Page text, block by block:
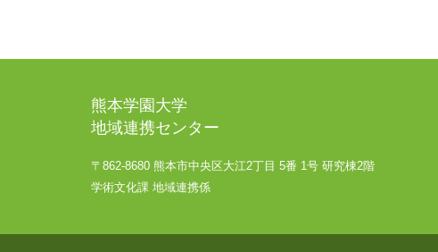
熊本学園大学
地域連携センター
〒862-8680 熊本市中央区大江2丁目 5番 1号 研究棟2階
学術文化課 地域連携係